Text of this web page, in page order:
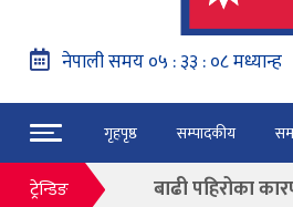
गृहपृष्ठ सम्पादकीय
ट्रेन्डिङ
नेपाल वायुसेवाको
हङ्गेरी सरकारले
फाैजदारी
“जेन जी”
बाढी पहिरोका